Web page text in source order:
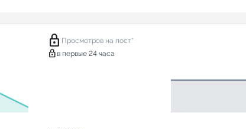
lock Просмотров на пост*
lock в первые 24 часа